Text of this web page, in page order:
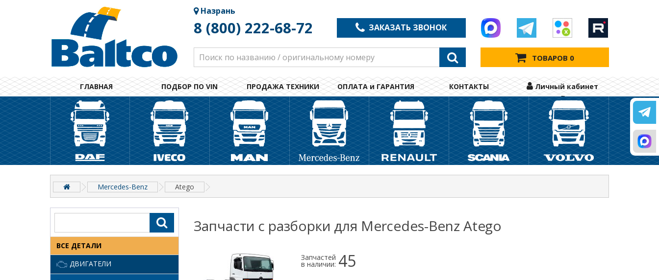
Назрань
8 (800) 222-68-72 ЗАКАЗАТЬ ЗВОНОК
ТОВАРОВ 0
ГЛАВНАЯ ПОДБОР ПО VIN ПРОДАЖА ТЕХНИКИ ОПЛАТА и ГАРАНТИЯ КОНТАКТЫ Личный кабинет
Mercedes-Benz Atego
ВСЕ ДЕТАЛИ
ДВИГАТЕЛИ
Запчасти с разборки для Mercedes-Benz Atego
Запчастей
в наличии: 45